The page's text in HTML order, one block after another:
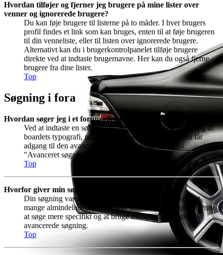
Hvordan tilføjer og fjerner jeg brugere på mine lister over
venner og ignorerede brugere?
Du kan føje brugere til listerne på to måder. I hver brugers
profil findes et link som kan bruges, enten til at føje brugeren
til din venneliste, eller til listen over ignorerede brugere.
Alternativt kan du i brugerkontrolpanelet tilføje brugere
direkte ved at indtaste brugernavne. Her kan du også fjerne
brugere fra dine lister.
Top
Søgning i fora
Hvordan søger jeg i et forum eller på boardet?
Ved at indtaste en søgestreng i søgeboksen, som afhængig af
boardets typografi, normalt findes øverst på siden. Du får
adgang til den avancerede søgning ved at klikke på
"Avanceret søgning" lige under førnævnte boks.
Top
Hvorfor giver min søgning ingen resultater?
Din søgning var formentlig for bred og indeholdt sikkert
mange almindelige ord, som ikke indekseres af phpBB. Prøv
at søge mere specifikt og at bruge mulighederne i den
avancerede søgning.
Top